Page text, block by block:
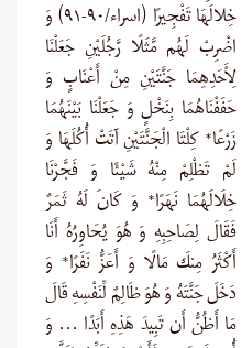
خِلالَهَا تَفْجِيرًا (اسراء/۹۰-۹۱) وَ
اضْرِبْ لَهُم مَّثَلًا رَّجُلَيْنِ جَعَلْنَا
لِأَحَدِهِمَا جَنَّتَيْنِ مِنْ أَعْنَابٍ وَ
حَفَفْنَاهُمَا بِنَخْلٍ وَ جَعَلْنَا بَيْنَهُمَا
زَرْعًا* كِلْتَا الْجَنَّتَيْنِ آتَتْ أُكُلَهَا وَ
لَمْ تَظْلِمْ مِنْهُ شَيْئًا وَ فَجَّرْنَا
خِلَالَهُمَا نَهَرًا* وَ كَانَ لَهُ ثَمَرٌ
فَقَالَ لِصَاحِبِهِ وَ هُوَ يُحَاوِرُهُ أَنَا
أَكْثَرُ مِنكَ مَالًا وَ أَعَزُّ نَفَرًا* وَ
دَخَلَ جَنَّتَهُ وَ هُوَ ظَالِمٌ لِّنَفْسِهِ قَالَ
مَا أَظُنُّ أَن تَبِيدَ هَذِهِ أَبَدًا … وَ